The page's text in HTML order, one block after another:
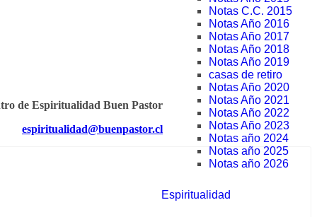
Notas C.C. 2015
Notas Año 2016
Notas Año 2017
Notas Año 2018
Notas Año 2019
casas de retiro
Notas Año 2020
Notas Año 2021
Notas Año 2022
Notas Año 2023
Notas año 2024
Notas año 2025
Notas año 2026
Espiritualidad
de Espiritualidad Buen Pastor
espiritualidad@buenpastor.cl